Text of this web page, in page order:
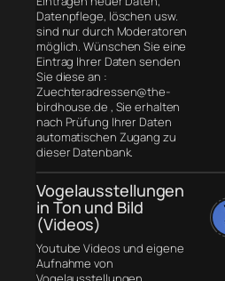
Datenpflege, löschen usw.
sind nur durch Moderatoren
möglich. Wünschen Sie eine
Eintrag Ihrer Daten senden
Sie diese an :
Zuechteradressen@the-
birdhouse.de , Sie erhalten
nach Prüfung Ihrer Daten
automatischen Zugang zu
dieser Datenbank.
Vogelausstellungen
in Ton und Bild
(Videos)
Youtube Videos und eigene
Aufnahme von